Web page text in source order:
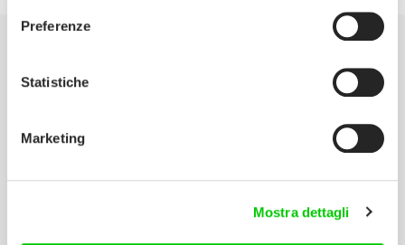
Preferenze
Statistiche
Marketing
Mostra dettagli